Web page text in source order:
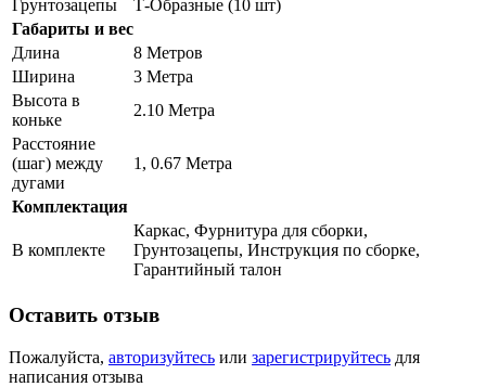
Грунтозацепы
Т-Образные (10 шт)
Габариты и вес
Длина
8 Метров
Ширина
3 Метра
Высота в
коньке
2.10 Метра
Расстояние
(шаг) между
дугами
1, 0.67 Метра
Комплектация
В комплекте
Каркас, Фурнитура для сборки,
Грунтозацепы, Инструкция по сборке,
Гарантийный талон
Оставить отзыв
Пожалуйста, авторизуйтесь или зарегистрируйтесь для
написания отзыва